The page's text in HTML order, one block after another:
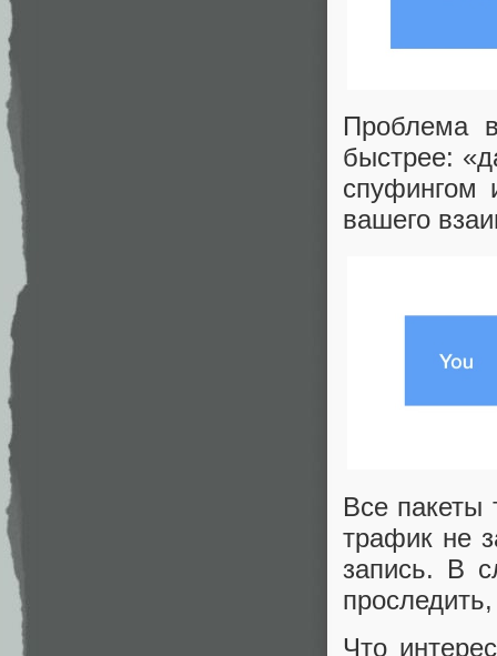
Проблема
быстрее:
спуфингом
вашего
Все пакеты
трафик не
запись. В
Что